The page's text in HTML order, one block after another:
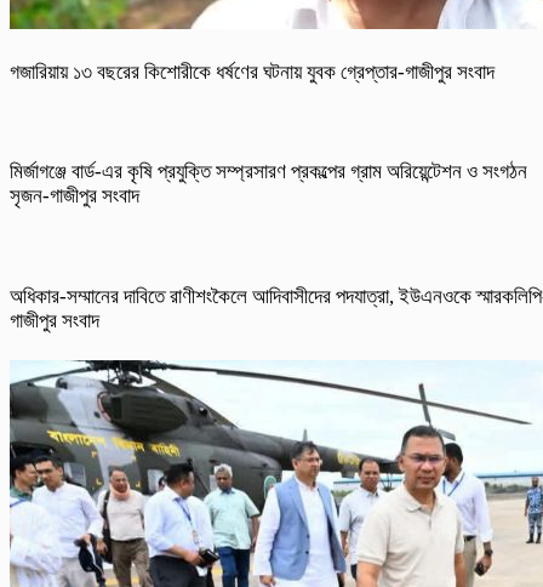
গজারিয়ায় ১৩ বছরের কিশোরীকে ধর্ষণের ঘটনায় যুবক গ্রেপ্তার-গাজীপুর সংবাদ
​মির্জাগঞ্জে বার্ড-এর কৃষি প্রযুক্তি সম্প্রসারণ প্রকল্পের গ্রাম অরিয়েন্টেশন ও সংগঠন
সৃজন-গাজীপুর সংবাদ
অধিকার-সম্মানের দাবিতে রাণীশংকৈলে আদিবাসীদের পদযাত্রা, ইউএনওকে
গাজীপুর সংবাদ